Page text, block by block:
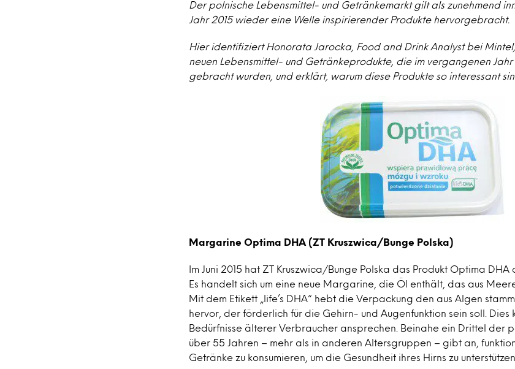
Der polnische Lebensmittel- und Getränkemarkt gilt als zunehmend
Jahr 2015 wieder eine Welle inspirierender Produkte hervorgebracht.
Hier identifiziert Honorata Jarocka, Food and Drink Analyst bei
neuen Lebensmittel- und Getränkeprodukte, die im vergangenen
gebracht wurden, und erklärt, warum diese Produkte so interessant
Margarine Optima DHA (ZT Kruszwica/Bunge Polska)
Im Juni 2015 hat ZT Kruszwica/Bunge Polska das Produkt Optima
Es handelt sich um eine neue Margarine, die Öl enthält, das aus
Mit dem Etikett „life’s DHA“ hebt die Verpackung den aus Algen
hervor, der förderlich für die Gehirn- und Augenfunktion sein soll.
Bedürfnisse älterer Verbraucher ansprechen. Beinahe ein Drittel der
über 55 Jahren – mehr als in anderen Altersgruppen – gibt an,
Getränke zu konsumieren, um die Gesundheit ihres Hirns zu